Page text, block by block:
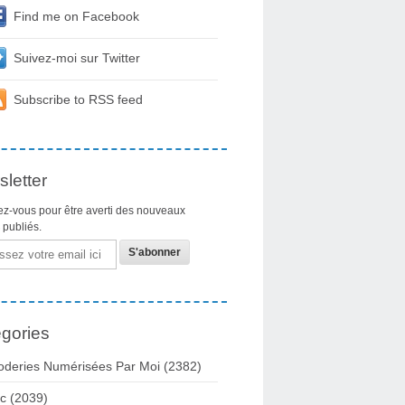
Find me on Facebook
Suivez-moi sur Twitter
Subscribe to RSS feed
vous pour être averti des nouveaux
publiés.
Numérisées Par Moi (2382)
(2039)